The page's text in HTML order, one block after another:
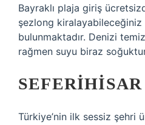
Bayraklı plaja giriş
şezlong
bulunmaktadır. Denizi
rağmen suyu biraz
Türkiye’nin ilk sessiz şehri